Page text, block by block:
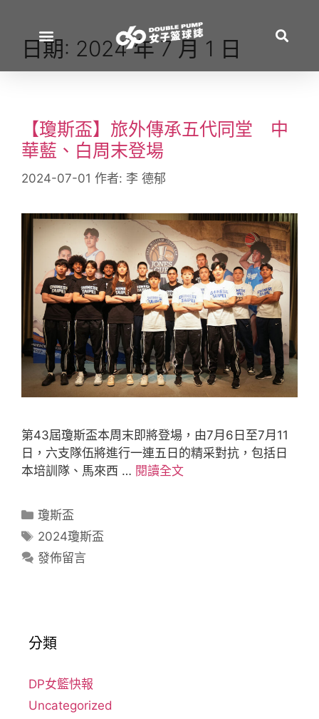
日期: 2024 年 7 月 1 日
【瓊斯盃】旅外傳承五代同堂 中
華藍、白周末登場
2024-07-01 作者: 李 德郁
第43屆瓊斯盃本周末即將登場，由7月6日至7月11
日，六支隊伍將進行一連五日的精采對抗，包括日
本培訓隊、馬來西 … 閱讀全文
瓊斯盃
2024瓊斯盃
發佈留言
分類
DP女籃快報
Uncategorized